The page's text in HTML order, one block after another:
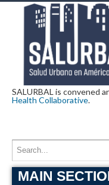
SALURBAL is convened
Health Collaborative.
MAIN